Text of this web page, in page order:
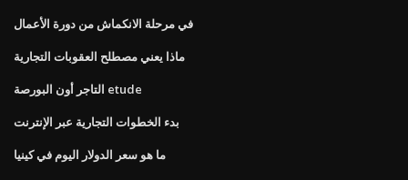
في مرحلة الانكماش من دورة الأعمال
ماذا يعني مصطلح العقوبات التجارية
التاجر أون البورصة etude
بدء الخطوات التجارية عبر الإنترنت
ما هو سعر الدولار اليوم في كينيا